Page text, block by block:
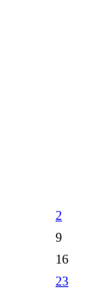
2
9
16
23